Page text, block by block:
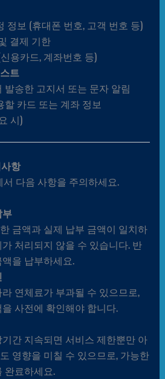
정보 (휴대폰 번호, 고객 번호 등)
결제 기한
용카드, 계좌번호 등)
트
발송한 고지서 또는 문자 알림
할 카드 또는 계좌 정보
시)
항
다음 사항을 주의하세요.
금액과 실제 납부 금액이 일치하
처리되지 않을 수 있습니다. 반
을 납부하세요.
연체료가 부과될 수 있으므로,
사전에 확인해야 합니다.
간 지속되면 서비스 제한뿐만 아
영향을 미칠 수 있으므로, 가능한
완료하세요.